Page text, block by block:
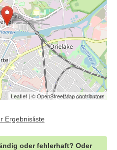
Leaflet | ©OpenStreetMapcontributors
Ergebnisliste
oder fehlerhaft? Oder